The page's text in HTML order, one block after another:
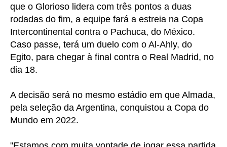
que o Glorioso lidera com três pontos a duas
rodadas do fim, a equipe fará a estreia na Copa
Intercontinental contra o Pachuca, do México.
Caso passe, terá um duelo com o Al-Ahly, do
Egito, para chegar à final contra o Real Madrid, no
dia 18.
A decisão será no mesmo estádio em que Almada,
pela seleção da Argentina, conquistou a Copa do
Mundo em 2022.